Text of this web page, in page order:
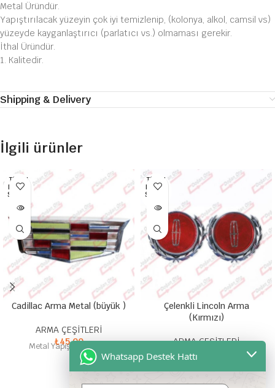
Metal Üründür.
Yapıştırılacak yüzeyin çok iyi temizlenip, (kolonya, alkol, camsil vs)
yüzeyde kayganlaştırıcı (parlatıcı vs.) olmaması gerekir.
İthal Üründür.
1. Kalitedir.
Shipping & Delivery
İlgili ürünler
TÜKEN
DI HEP
SI SATI
Cadillac Arma Metal (büyük )
ARMA ÇEŞİTLERİ
₺45,00
Metal Yapışkanlı Arma
TÜKEN
DI HEP
SI SATI
Çelenkli Lincoln Arma
(Kırmızı)
ARMA ÇEŞİTLERİ
₺100,00
Yuvarlak Zamak Çelenkli Lincoln
Kırmızı
Whatsapp Destek Hattı